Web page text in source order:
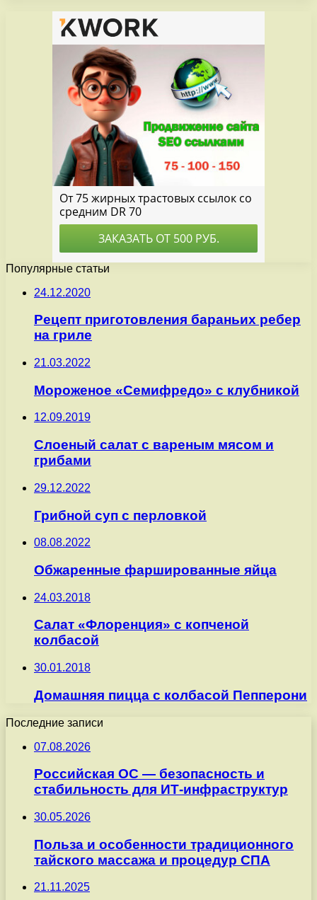
Популярные статьи
24.12.2020
Рецепт приготовления бараньих ребер
на гриле
21.03.2022
Мороженое «Семифредо» с клубникой
12.09.2019
Слоеный салат с вареным мясом и
грибами
29.12.2022
Грибной суп с перловкой
08.08.2022
Обжаренные фаршированные яйца
24.03.2018
Салат «Флоренция» с копченой
колбасой
30.01.2018
Домашняя пицца с колбасой Пепперони
Последние записи
07.08.2026
Российская ОС — безопасность и
стабильность для ИТ-инфраструктур
30.05.2026
Польза и особенности традиционного
тайского массажа и процедур СПА
21.11.2025